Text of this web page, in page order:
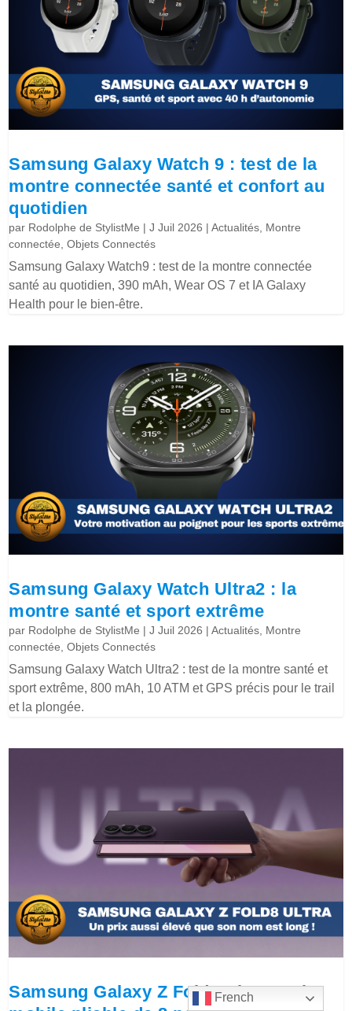
Samsung Galaxy Watch 9 : test de la
montre connectée santé et confort au
quotidien
par Rodolphe de StylistMe |J Juil 2026 |Actualités, Montre
connectée,Objets Connectés
Samsung Galaxy Watch9 : test de la montre connectée
santé au quotidien, 390 mAh, Wear OS 7 et IA Galaxy
Health pour le bien-être.
Samsung Galaxy Watch Ultra2 : la
montre santé et sport extrême
par Rodolphe de StylistMe |J Juil 2026 |Actualités, Montre
connectée,Objets Connectés
Samsung Galaxy Watch Ultra2 : test de la montre santé et
sport extrême, 800 mAh, 10 ATM et GPS précis pour le trail
et la plongée.
Samsung Galaxy Z Fold8 Ultra : avis
French